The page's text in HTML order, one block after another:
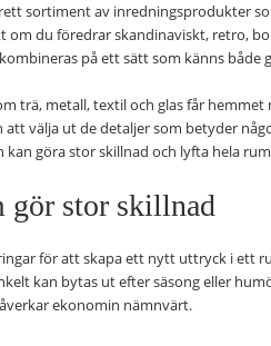
sortiment av inredningsprodukter
om du föredrar skandinaviskt, retro,
på ett sätt som känns både
trä, metall, textil och glas får
att välja ut de detaljer som betyder
göra stor skillnad och lyfta hela
gör stor skillnad
för att skapa ett nytt uttryck i ett
kan bytas ut efter säsong eller
ekonomin nämnvärt.